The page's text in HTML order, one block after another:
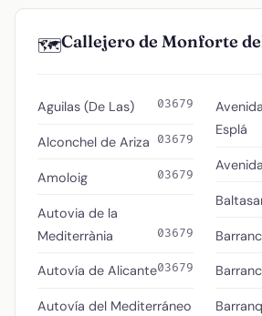
🗺️Callejero de Monforte
Aguilas (De Las) 03679
Alconchel de Ariza 03679
Amoloig 03679
Autovia de la
Mediterrània
03679
Autovía de Alicante03679
Autovía del Mediterráneo
Esplá